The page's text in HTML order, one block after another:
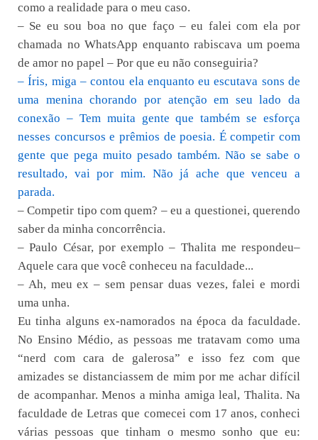
como a realidade para o meu caso.
– Se eu sou boa no que faço – eu falei com ela por
chamada no WhatsApp enquanto rabiscava um poema
de amor no papel – Por que eu não conseguiria?
– Íris, miga – contou ela enquanto eu escutava sons de
uma menina chorando por atenção em seu lado da
conexão – Tem muita gente que também se esforça
nesses concursos e prêmios de poesia. É competir com
gente que pega muito pesado também. Não se sabe o
resultado, vai por mim. Não já ache que venceu a
parada.
– Competir tipo com quem? – eu a questionei, querendo
saber da minha concorrência.
– Paulo César, por exemplo – Thalita me respondeu–
Aquele cara que você conheceu na faculdade...
– Ah, meu ex – sem pensar duas vezes, falei e mordi
uma unha.
Eu tinha alguns ex-namorados na época da faculdade.
No Ensino Médio, as pessoas me tratavam como uma
“nerd com cara de galerosa” e isso fez com que
amizades se distanciassem de mim por me achar difícil
de acompanhar. Menos a minha amiga leal, Thalita. Na
faculdade de Letras que comecei com 17 anos, conheci
várias pessoas que tinham o mesmo sonho que eu: